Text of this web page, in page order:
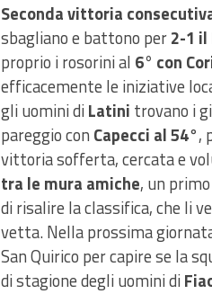
Seconda vittoria
sbagliano e battono per2-1 il
proprio i rosorini al 6° con
efficacemente le iniziative
gli uomini diLatini trovano i
pareggio con Capecci al 54°,
vittoria sofferta, cercata e
tra le mura amiche, un
di risalire la classifica, che li
vetta. Nella prossima
San Quirico per capire se la
di stagione degli uomini di